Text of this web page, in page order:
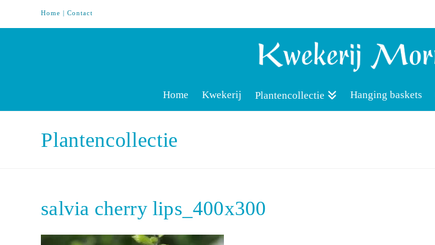
Home |Contact
Home Kwekerij Plantencollectie Hanging baskets
Plantencollectie
salvia cherry lips_400x300